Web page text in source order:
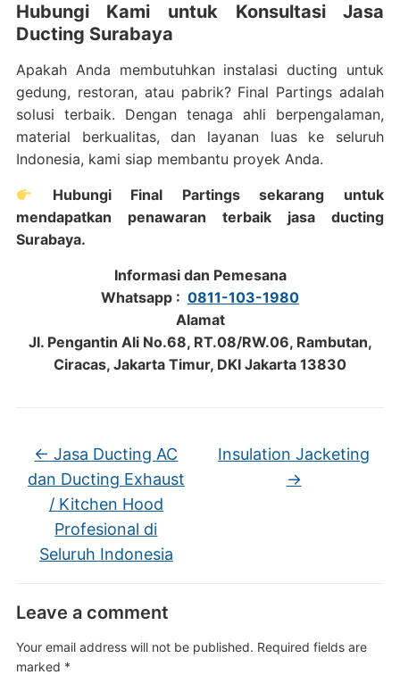
Hubungi Kami untuk Konsultasi Jasa
Ducting Surabaya
Apakah Anda membutuhkan instalasi ducting untuk
gedung, restoran, atau pabrik? Final Partings adalah
solusi terbaik. Dengan tenaga ahli berpengalaman,
material berkualitas, dan layanan luas ke seluruh
Indonesia, kami siap membantu proyek Anda.
Hubungi Final Partings sekarang untuk
mendapatkan penawaran terbaik jasa ducting
Surabaya.
Informasi dan Pemesana
Whatsapp : 0811-103-1980
Alamat
Jl. Pengantin Ali No.68, RT.08/RW.06, Rambutan,
Ciracas, Jakarta Timur, DKI Jakarta 13830
← Jasa Ducting AC
dan Ducting Exhaust
/ Kitchen Hood
Profesional di
Seluruh Indonesia
Insulation Jacketing
→
Leave a comment
Your email address will not be published. Required fields are
marked *